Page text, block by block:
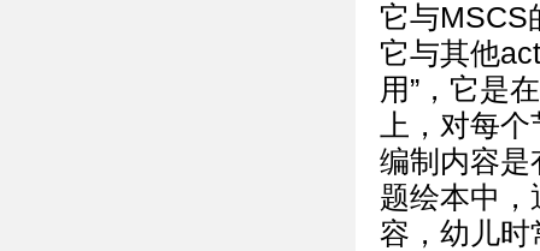
它与MSCS
它与其他
用”，它是
上，对每
编制内容是
题绘本中
容，幼儿时